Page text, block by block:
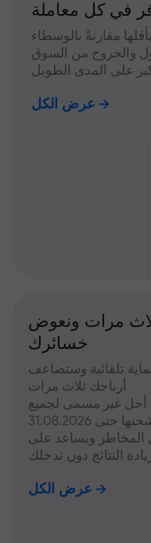
في كل معاملة
مقارنةً بالوسطاء
والخروج من السوق
عرض الكل
مرات ونعوض
خسائرك
تلقائية وستضاعف
أرباحك ثلاث مرات
أجل غير مسمى لجميع
المخاطر ويساعد على
النتائج دون تدخلك
عرض الكل